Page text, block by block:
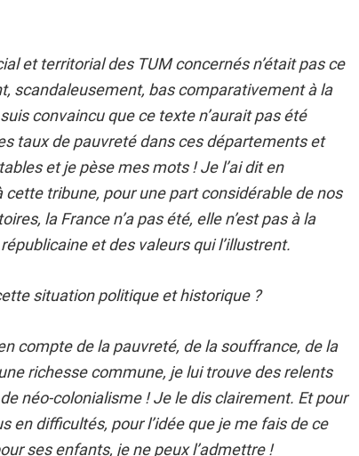
et territorial des TUM concernés n’était pas ce
scandaleusement, bas comparativement à la
convaincu que ce texte n’aurait pas été
taux de pauvreté dans ces départements et
et je pèse mes mots ! Je l’ai dit en
cette tribune, pour une part considérable de nos
la France n’a pas été, elle n’est pas à la
et des valeurs qui l’illustrent.
situation politique et historique ?
compte de la pauvreté, de la souffrance, de la
richesse commune, je lui trouve des relents
néo-colonialisme ! Je le dis clairement. Et pour
en difficultés, pour l’idée que je me fais de ce
ses enfants, je ne peux l’admettre !